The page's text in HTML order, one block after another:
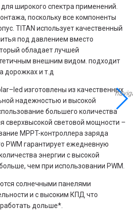
широкого спектра применений.
поскольку все компоненты
TITAN использует качественный
под давлением вместо
обладает лучшей
внешним видом. подходит
дорожках и т.д
изготовлены из качественных
надежностью и высокой
большего количества
сверхвысокой световой мощности –
MPPT-контроллера заряда
PWM гарантирует ежедневную
энергии с высокой
чем при использовании PWM.
солнечными панелями
и с высоким КПД что
дольше*.